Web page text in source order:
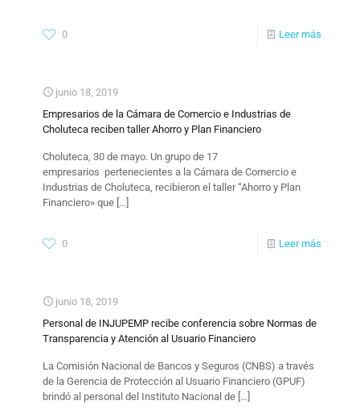
0 Leer más
junio 18, 2019
Empresarios de la Cámara de Comercio e Industrias de
Choluteca reciben taller Ahorro y Plan Financiero
Choluteca, 30 de mayo. Un grupo de 17
empresarios pertenecientes a la Cámara de Comercio e
Industrias de Choluteca, recibieron el taller “Ahorro y Plan
Financiero» que […]
0 Leer más
junio 18, 2019
Personal de INJUPEMP recibe conferencia sobre Normas de
Transparencia y Atención al Usuario Financiero
La Comisión Nacional de Bancos y Seguros (CNBS) a través
de la Gerencia de Protección al Usuario Financiero (GPUF)
brindó al personal del Instituto Nacional de […]